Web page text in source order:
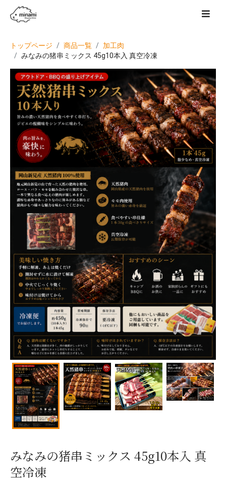
トップページ 商品一覧
加工肉
みなみの猪串ミックス 45g10本入 真空冷凍
みなみの猪串ミックス 45g10本入 真
空冷凍